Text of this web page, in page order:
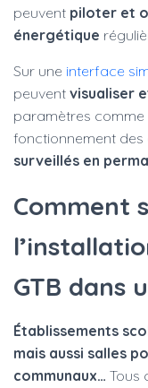
peuvent piloter et
énergétique
Sur une interface
peuvent visualiser
paramètres
fonctionnement des
surveillés en
Comment
GTB dans
Établissements
mais aussi salles
communaux… Tous